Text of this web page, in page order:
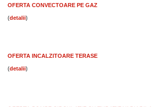
OFERTA CONVECTOARE PE GAZ
( )
OFERTA INCALZITOARE TERASE
( )